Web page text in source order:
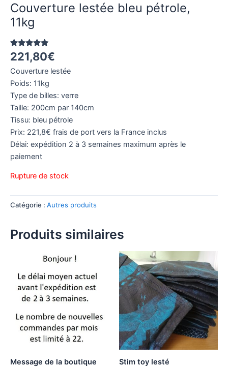
Couverture lestée bleu pétrole,
11kg
Noté5.00
sur 5
basé sur
1
notation
client
221,80€
Couverture lestée
Poids: 11kg
Type de billes: verre
Taille: 200cm par 140cm
Tissu: bleu pétrole
Prix: 221,8€ frais de port vers la France inclus
Délai: expédition 2 à 3 semaines maximum après le
paiement
Rupture de stock
Catégorie : Autres produits
Produits similaires
Message de la boutique Stim toy lesté